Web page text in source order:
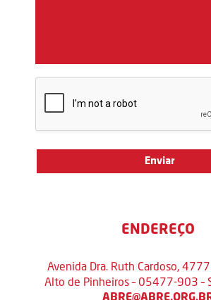
ENDEREÇO
Avenida Dra. Ruth Cardoso,
Alto de Pinheiros – 05477-903 –